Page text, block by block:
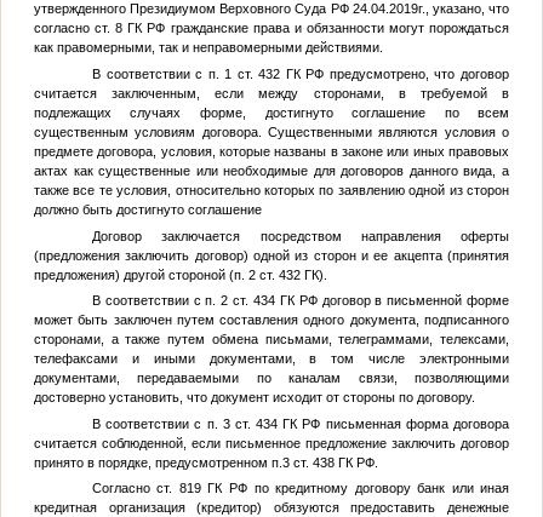
утвержденного Президиумом Верховного Суда РФ 24.04.2019г., указано, что
согласно ст. 8 ГК РФ гражданские права и обязанности могут порождаться
как правомерными, так и неправомерными действиями.
В соответствии с п. 1 ст. 432 ГК РФ предусмотрено, что договор
считается заключенным, если между сторонами, в требуемой в
подлежащих случаях форме, достигнуто соглашение по всем
существенным условиям договора. Существенными являются условия о
предмете договора, условия, которые названы в законе или иных правовых
актах как существенные или необходимые для договоров данного вида, а
также все те условия, относительно которых по заявлению одной из сторон
должно быть достигнуто соглашение
Договор заключается посредством направления оферты
(предложения заключить договор) одной из сторон и ее акцепта (принятия
предложения) другой стороной (п. 2 ст. 432 ГК).
В соответствии с п. 2 ст. 434 ГК РФ договор в письменной форме
может быть заключен путем составления одного документа, подписанного
сторонами, а также путем обмена письмами, телеграммами, телексами,
телефаксами и иными документами, в том числе электронными
документами, передаваемыми по каналам связи, позволяющими
достоверно установить, что документ исходит от стороны по договору.
В соответствии с п. 3 ст. 434 ГК РФ письменная форма договора
считается соблюденной, если письменное предложение заключить договор
принято в порядке, предусмотренном п.3 ст. 438 ГК РФ.
Согласно ст. 819 ГК РФ по кредитному договору банк или иная
кредитная организация (кредитор) обязуются предоставить денежные